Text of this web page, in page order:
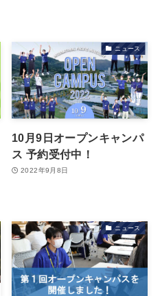
ニュース
10月9日オープンキャンパ
ス 予約受付中！
2022年9月8日
ニュース